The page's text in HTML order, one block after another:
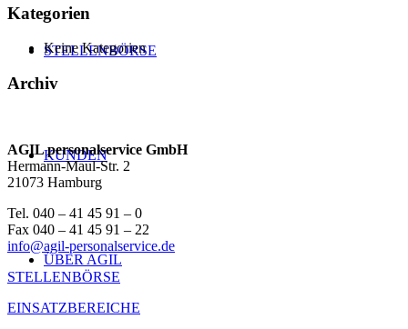
STELLENBÖRSE
KUNDEN
ÜBER AGIL
Kategorien
Keine Kategorien
Archiv
AGIL personalservice GmbH
Hermann-Maul-Str. 2
21073 Hamburg
Tel. 040 – 41 45 91 – 0
Fax 040 – 41 45 91 – 22
info@agil-personalservice.de
STELLENBÖRSE
EINSATZBEREICHE